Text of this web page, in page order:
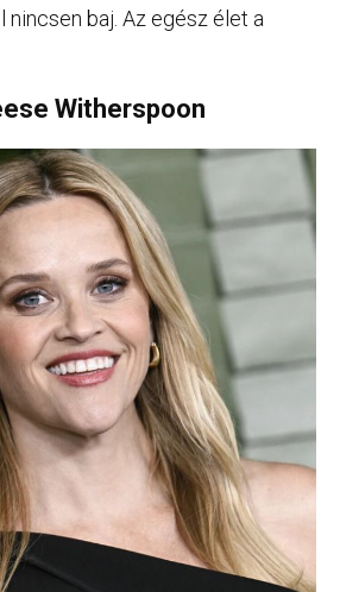
nincsen baj. Az egész élet a
Witherspoon